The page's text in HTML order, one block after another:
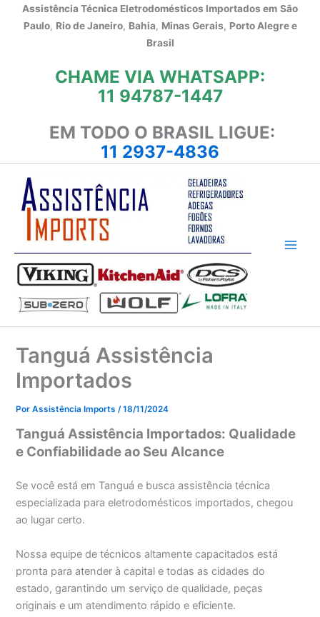
Assistência Técnica Eletrodomésticos Importados em São
Paulo, Rio de Janeiro, Bahia, Minas Gerais, Porto Alegre e
Brasil
CHAME VIA WHATSAPP:
11 94787-1447
EM TODO O BRASIL LIGUE:
11 2937-4836
Tanguá Assistência
Importados
PorAssistência Imports/18/11/2024
Tanguá Assistência Importados: Qualidade
e Confiabilidade ao Seu Alcance
Se você está em Tanguá e busca assistência técnica
especializada para eletrodomésticos importados, chegou
ao lugar certo.
Nossa equipe de técnicos altamente capacitados está
pronta para atender à capital e todas as cidades do
estado, garantindo um serviço de qualidade, peças
originais e um atendimento rápido e eficiente.